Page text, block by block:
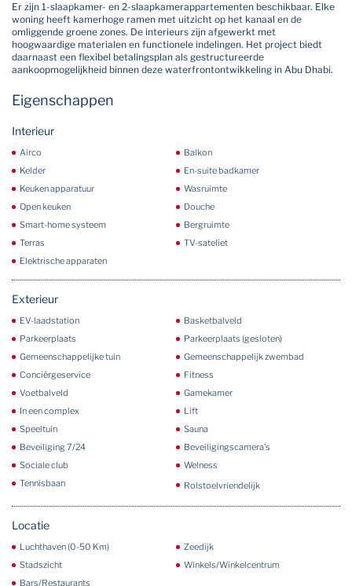
Er zijn 1-slaapkamer- en 2-slaapkamerappartementen beschikbaar. Elke
woning heeft kamerhoge ramen met uitzicht op het kanaal en de
omliggende groene zones. De interieurs zijn afgewerkt met
hoogwaardige materialen en functionele indelingen. Het project biedt
daarnaast een flexibel betalingsplan als gestructureerde
aankoopmogelijkheid binnen deze waterfrontontwikkeling in Abu Dhabi.
Eigenschappen
Interieur
Airco
Balkon
Kelder
En-suite badkamer
Keuken apparatuur
Wasruimte
Open keuken
Douche
Smart-home systeem
Bergruimte
Terras
TV-sateliet
Elektrische apparaten
Exterieur
EV-laadstation
Basketbalveld
Parkeerplaats
Parkeerplaats (gesloten)
Gemeenschappelijke tuin
Gemeenschappelijk zwembad
Conciërgeservice
Fitness
Voetbalveld
Gamekamer
In een complex
Lift
Speeltuin
Sauna
Beveiliging 7/24
Beveiligingscamera's
Sociale club
Welness
Tennisbaan
Rolstoelvriendelijk
Locatie
Luchthaven (0-50 Km)
Zeedijk
Stadszicht
Winkels/Winkelcentrum
Bars/Restaurants